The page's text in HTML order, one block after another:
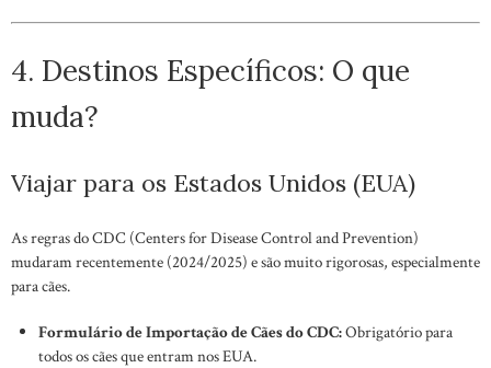
4. Destinos Específicos: O que
muda?
Viajar para os Estados Unidos (EUA)
As regras do CDC (Centers for Disease Control and Prevention)
mudaram recentemente (2024/2025) e são muito rigorosas, especialmente
para cães.
Formulário de Importação de Cães do CDC:Obrigatório para
todos os cães que entram nos EUA.